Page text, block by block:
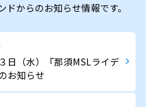
からのお知らせ情報です。
日（水）『那須MSLライデ
お知らせ